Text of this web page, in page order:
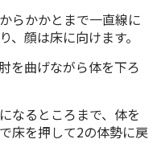
らかかとまで一直線に
、顔は床に向けます。
を曲げながら体を下ろ
なるところまで、体を
床を押して2の体勢に戻